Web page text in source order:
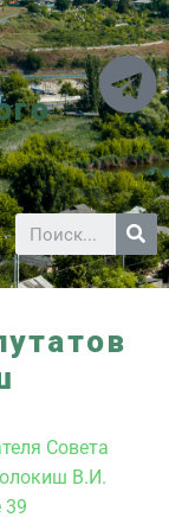
Совета
В.И.
39